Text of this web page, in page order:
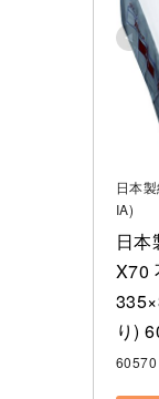
日本
IA)
日本
X70
り)
60570